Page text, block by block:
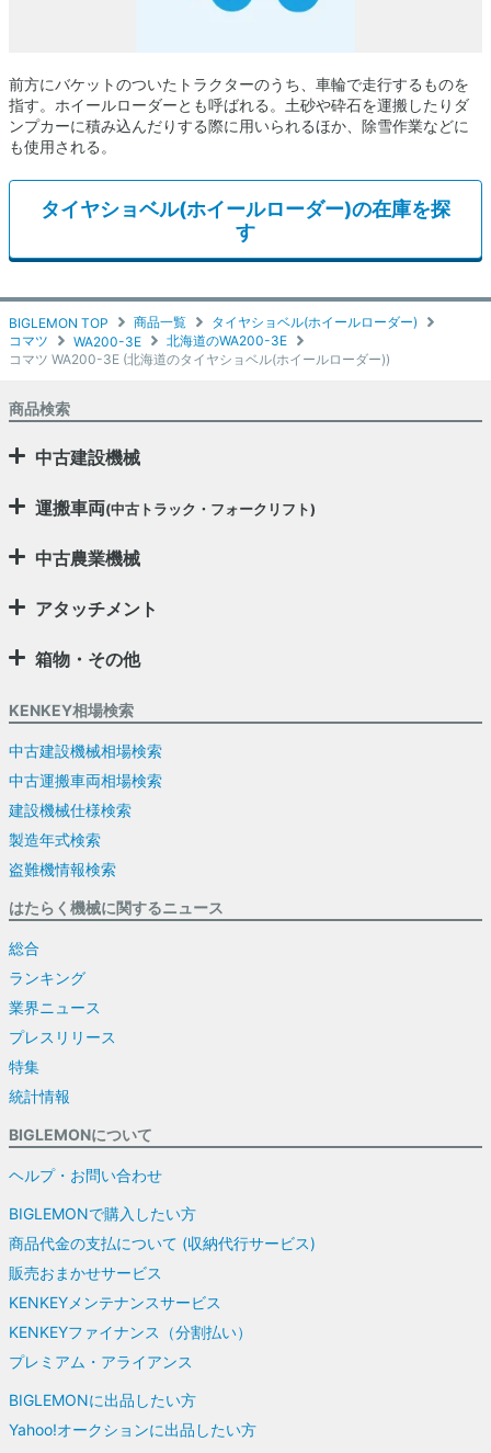
BIGLEMON TOP 商品一覧
タイヤショベル(ホイールローダー)
コマツ
WA200-3E
北海道のWA200-3E
コマツ WA200-3E (北海道のタイヤショベル(ホイールローダー))
前方にバケットのついたトラクターのうち、車輪で走行するものを
指す。ホイールローダーとも呼ばれる。土砂や砕石を運搬したりダ
ンプカーに積み込んだりする際に用いられるほか、除雪作業などに
も使用される。
タイヤショベル(ホイールローダー)の在庫を探
す
商品検索
中古建設機械
運搬車両(中古トラック・フォークリフト)
中古農業機械
アタッチメント
箱物・その他
KENKEY相場検索
中古建設機械相場検索
中古運搬車両相場検索
建設機械仕様検索
製造年式検索
盗難機情報検索
はたらく機械に関するニュース
総合
ランキング
業界ニュース
プレスリリース
特集
統計情報
BIGLEMONについて
ヘルプ・お問い合わせ
BIGLEMONで購入したい方
商品代金の支払について (収納代行サービス)
販売おまかせサービス
KENKEYメンテナンスサービス
KENKEYファイナンス（分割払い）
プレミアム・アライアンス
BIGLEMONに出品したい方
Yahoo!オークションに出品したい方